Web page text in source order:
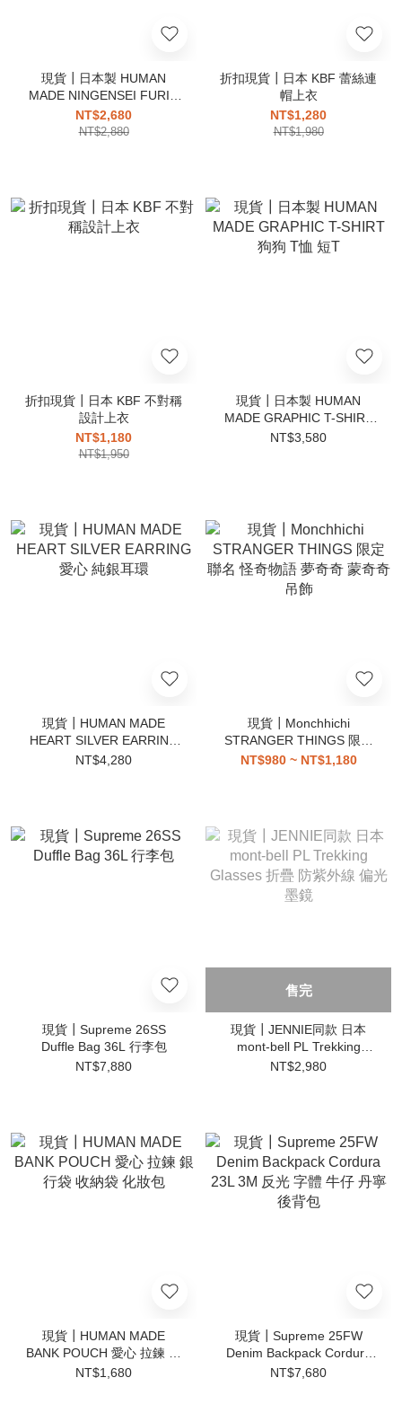
現貨┃日本製 HUMAN
MADE NINGENSEI FURIN
#2 人間製 柴犬 風鈴
NT$2,680
NT$2,880
折扣現貨┃日本 KBF 蕾絲連
帽上衣
NT$1,280
NT$1,980
折扣現貨┃日本 KBF 不對稱
設計上衣
NT$1,180
NT$1,950
現貨┃日本製 HUMAN
MADE GRAPHIC T-SHIRT
狗狗 T恤 短T
NT$3,580
現貨┃HUMAN MADE
HEART SILVER EARRING
愛心 純銀耳環
NT$4,280
現貨┃Monchhichi
STRANGER THINGS 限定
聯名 怪奇物語 夢奇奇 蒙奇
NT$980 ~ NT$1,180
現貨┃Supreme 26SS
Duffle Bag 36L 行李包
NT$7,880
售完
現貨┃JENNIE同款 日本
mont-bell PL Trekking
Glasses 折疊 防紫外線 偏光
NT$2,980
現貨┃HUMAN MADE
BANK POUCH 愛心 拉鍊 銀
行袋 收納袋 化妝包
NT$1,680
現貨┃Supreme 25FW
Denim Backpack Cordura
23L 3M 反光 字體 牛仔 丹寧
NT$7,680